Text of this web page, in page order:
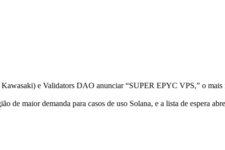
e Validators DAO anunciar “SUPER EPYC VPS,” o
de maior demanda para casos de uso Solana, e a lista de espera